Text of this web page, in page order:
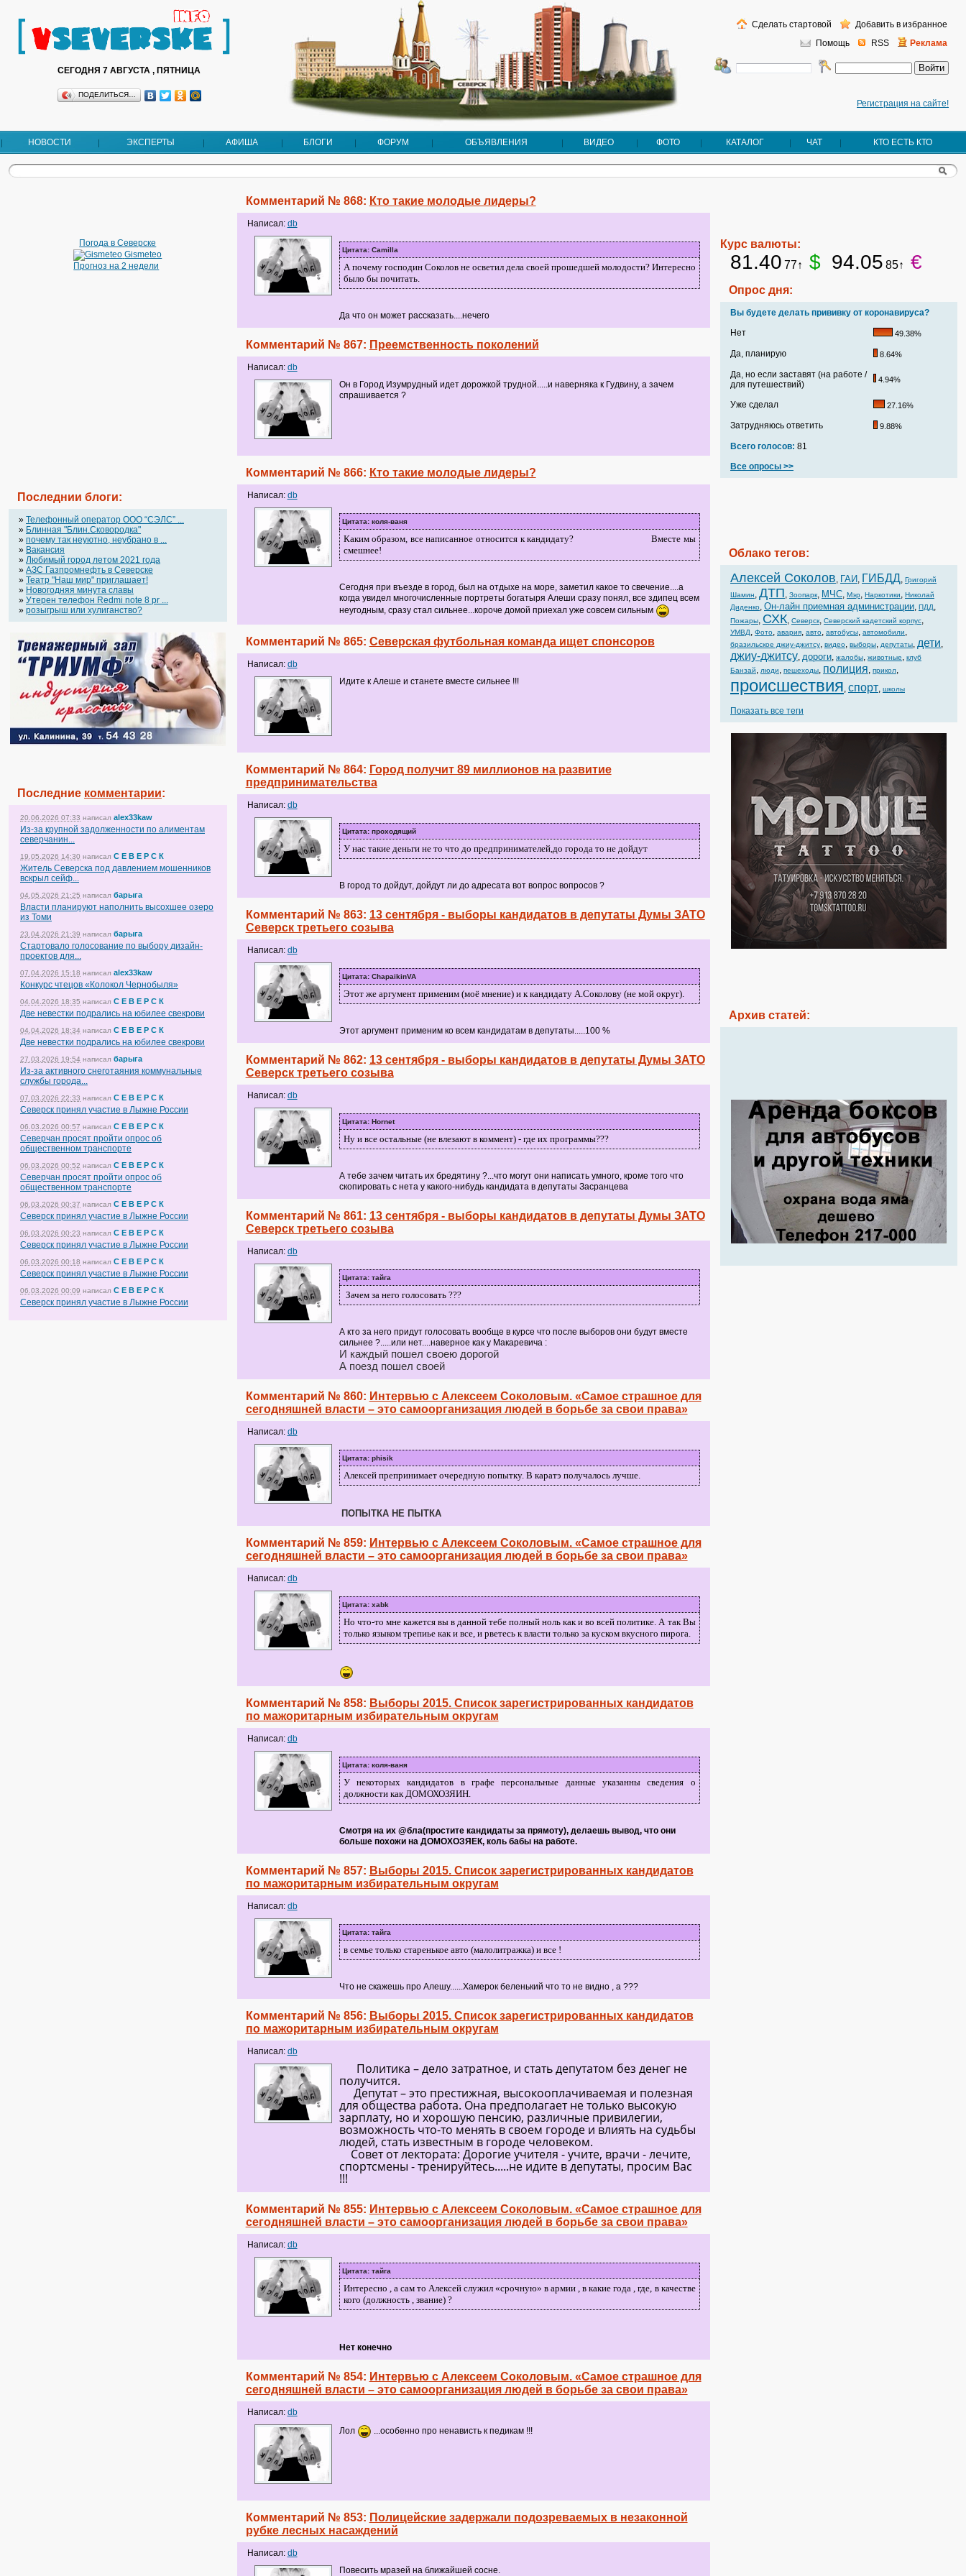
СЕГОДНЯ 7 АВГУСТА , ПЯТНИЦА
ПОДЕЛИТЬСЯ…
Регистрация на сайте!
Помощь RSS Реклама
Сделать стартовой Добавить в избранное
НОВОСТИ ЭКСПЕРТЫ АФИША БЛОГИ ФОРУМ ОБЪЯВЛЕНИЯ ВИДЕО ФОТО КАТАЛОГ ЧАТ КТО ЕСТЬ КТО
Погода в Северске
Gismeteo
Прогноз на 2 недели
Последнии блоги:
» Телефонный оператор OOO “СЭЛС” ...
» Блинная "Блин.Сковородка"
» почему так неуютно, неубрано в ...
» Вакансия
» Любимый город летом 2021 года
» АЗС Газпромнефть в Северске
» Театр "Наш мир" приглашает!
» Новогодняя минута славы
» Утерен телефон Redmi note 8 pr ...
» розыгрыш или хулиганство?
Последние комментарии:
20.06.2026 07:33 написал alex33kaw
Из-за крупной задолженности по алиментам
северчанин...
19.05.2026 14:30 написал С Е В Е Р С К
Житель Северска под давлением мошенников
вскрыл сейф...
04.05.2026 21:25 написал барыга
Власти планируют наполнить высохшее озеро
из Томи
23.04.2026 21:39 написал барыга
Стартовало голосование по выбору дизайн-
проектов для...
07.04.2026 15:18 написал alex33kaw
Конкурс чтецов «Колокол Чернобыля»
04.04.2026 18:35 написал С Е В Е Р С К
Две невестки подрались на юбилее свекрови
04.04.2026 18:34 написал С Е В Е Р С К
Две невестки подрались на юбилее свекрови
27.03.2026 19:54 написал барыга
Из-за активного снеготаяния коммунальные
службы города...
07.03.2026 22:33 написал С Е В Е Р С К
Северск принял участие в Лыжне России
06.03.2026 00:57 написал С Е В Е Р С К
Северчан просят пройти опрос об
общественном транспорте
06.03.2026 00:52 написал С Е В Е Р С К
Северчан просят пройти опрос об
общественном транспорте
06.03.2026 00:37 написал С Е В Е Р С К
Северск принял участие в Лыжне России
06.03.2026 00:23 написал С Е В Е Р С К
Северск принял участие в Лыжне России
06.03.2026 00:18 написал С Е В Е Р С К
Северск принял участие в Лыжне России
06.03.2026 00:09 написал С Е В Е Р С К
Северск принял участие в Лыжне России
Комментарий № 868: Кто такие молодые лидеры?
Написал: db
Цитата: Camilla
А почему господин Соколов не осветил дела своей прошедшей молодости? Интересно
было бы почитать.
Да что он может рассказать....нечего
Комментарий № 867: Преемственность поколений
Написал: db
Он в Город Изумрудный идет дорожкой трудной.....и наверняка к Гудвину, а зачем
спрашивается ?
Комментарий № 866: Кто такие молодые лидеры?
Написал: db
Цитата: коля-ваня
Каким образом, все написанное относится к кандидату? Вместе мы
смешнее!
Сегодня при въезде в город, был на отдыхе на море, заметил какое то свечение....а
когда увидел многочисленные портреты богатыря Алеши сразу понял, все здипец всем
неугодным, сразу стал сильнее...короче домой приехал уже совсем сильным
Комментарий № 865: Северская футбольная команда ищет спонсоров
Написал: db
Идите к Алеше и станете вместе сильнее !!!
Комментарий № 864: Город получит 89 миллионов на развитие
предпринимательства
Написал: db
Цитата: проходящий
У нас такие деньги не то что до предпринимателей,до города то не дойдут
В город то дойдут, дойдут ли до адресата вот вопрос вопросов ?
Комментарий № 863: 13 сентября - выборы кандидатов в депутаты Думы ЗАТО
Северск третьего созыва
Написал: db
Цитата: ChapaikinVA
Этот же аргумент применим (моё мнение) и к кандидату А.Соколову (не мой округ).
Этот аргумент применим ко всем кандидатам в депутаты.....100 %
Комментарий № 862: 13 сентября - выборы кандидатов в депутаты Думы ЗАТО
Северск третьего созыва
Написал: db
Цитата: Hornet
Ну и все остальные (не влезают в коммент) - где их программы???
А тебе зачем читать их бредятину ?...что могут они написать умного, кроме того что
скопировать с нета у какого-нибудь кандидата в депутаты Засранцева
Комментарий № 861: 13 сентября - выборы кандидатов в депутаты Думы ЗАТО
Северск третьего созыва
Написал: db
Цитата: тайга
Зачем за него голосовать ???
А кто за него придут голосовать вообще в курсе что после выборов они будут вместе
сильнее ?.....или нет....наверное как у Макаревича :
И каждый пошел своею дорогой
А поезд пошел своей
Комментарий № 860: Интервью с Алексеем Соколовым. «Самое страшное для
сегодняшней власти – это самоорганизация людей в борьбе за свои права»
Написал: db
Цитата: phisik
Алексей препринимает очередную попытку. В каратэ получалось лучше.
ПОПЫТКА НЕ ПЫТКА
Комментарий № 859: Интервью с Алексеем Соколовым. «Самое страшное для
сегодняшней власти – это самоорганизация людей в борьбе за свои права»
Написал: db
Цитата: xabk
Но что-то мне кажется вы в данной тебе полный ноль как и во всей политике. А так Вы
только языком трепиье как и все, и рветесь к власти только за куском вкусного пирога.
Комментарий № 858: Выборы 2015. Список зарегистрированных кандидатов
по мажоритарным избирательным округам
Написал: db
Цитата: коля-ваня
У некоторых кандидатов в графе персональные данные указанны сведения о
должности как ДОМОХОЗЯИН.
Смотря на их @бла(простите кандидаты за прямоту), делаешь вывод, что они
больше похожи на ДОМОХОЗЯЕК, коль бабы на работе.
Комментарий № 857: Выборы 2015. Список зарегистрированных кандидатов
по мажоритарным избирательным округам
Написал: db
Цитата: тайга
в семье только старенькое авто (малолитражка) и все !
Что не скажешь про Алешу......Хамерок беленький что то не видно , а ???
Комментарий № 856: Выборы 2015. Список зарегистрированных кандидатов
по мажоритарным избирательным округам
Написал: db
Политика – дело затратное, и стать депутатом без денег не
получится.
Депутат – это престижная, высокооплачиваемая и полезная
для общества работа. Она предполагает не только высокую
зарплату, но и хорошую пенсию, различные привилегии,
возможность что-то менять в своем городе и влиять на судьбы
людей, стать известным в городе человеком.
Совет от лектората: Дорогие учителя - учите, врачи - лечите,
спортсмены - тренируйтесь.....не идите в депутаты, просим Вас
!!!
Комментарий № 855: Интервью с Алексеем Соколовым. «Самое страшное для
сегодняшней власти – это самоорганизация людей в борьбе за свои права»
Написал: db
Цитата: тайга
Интересно , а сам то Алексей служил «срочную» в армии , в какие года , где, в качестве
кого (должность , звание) ?
Нет конечно
Комментарий № 854: Интервью с Алексеем Соколовым. «Самое страшное для
сегодняшней власти – это самоорганизация людей в борьбе за свои права»
Написал: db
Лол
...особенно про ненависть к педикам !!!
Комментарий № 853: Полицейские задержали подозреваемых в незаконной
рубке лесных насаждений
Написал: db
Повесить мразей на ближайшей сосне.
Курс валюты:
81.40 77↑ $ 94.05 85↑ €
Опрос дня:
Вы будете делать прививку от коронавируса?
Нет
49.38%
Да, планирую 8.64%
Да, но если заставят (на работе /
для путешествий)
4.94%
Уже сделал 27.16%
Затрудняюсь ответить 9.88%
Всего голосов: 81
Все опросы >>
Облако тегов:
Алексей Соколов, ГАИ, ГИБДД, Григорий
Шамин, ДТП, Зоопарк, МЧС, Мэр, Наркотики, Николай
Диденко, Он-лайн приемная администрации, ПДД,
Пожары, СХК, Северск, Северский кадетский корпус,
УМВД, Фото, авария, авто, автобусы, автомобили,
бразильское джиу-джитсу, видео, выборы, депутаты, дети,
джиу-джитсу, дороги, жалобы, животные, клуб
Банзай, люди, пешеходы, полиция, прикол,
происшествия, спорт, школы
Показать все теги
Архив статей: